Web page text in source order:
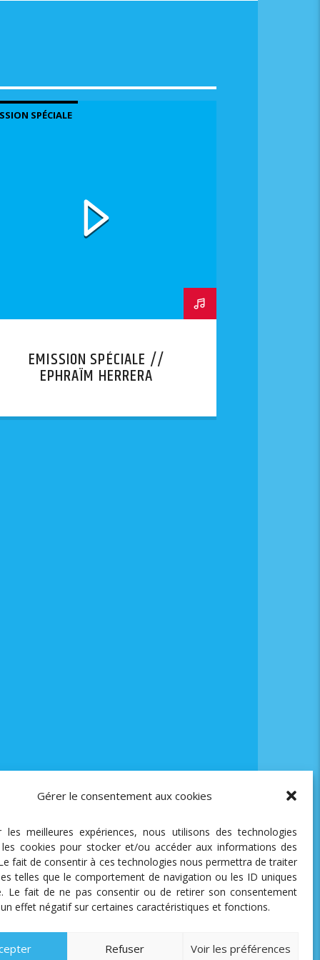
Gérer le consentement aux cookies
les meilleures expériences, nous utilisons des technologies
cookies pour stocker et/ou accéder aux informations des
fait de consentir à ces technologies nous permettra de traiter
telles que le comportement de navigation ou les ID uniques
Le fait de ne pas consentir ou de retirer son consentement
effet négatif sur certaines caractéristiques et fonctions.
Refuser Voir les préférences
SPÉCIALE
EMISSION SPÉCIALE //
EPHRAÏM HERRERA